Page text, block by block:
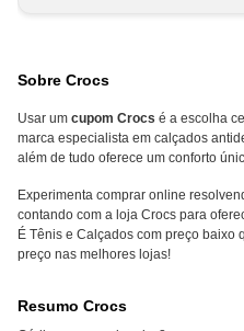
Sobre Crocs
Usar um cupom Crocs é a escolha
marca especialista em calçados
além de tudo oferece um conforto
Experimenta comprar online
contando com a loja Crocs para
É Tênis e Calçados com preço baixo
preço nas melhores lojas!
Resumo Crocs